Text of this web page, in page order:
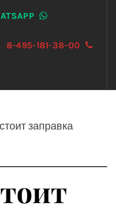
8-495-181-38-00
заправка